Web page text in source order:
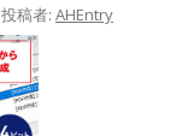
投稿者: AHEntry